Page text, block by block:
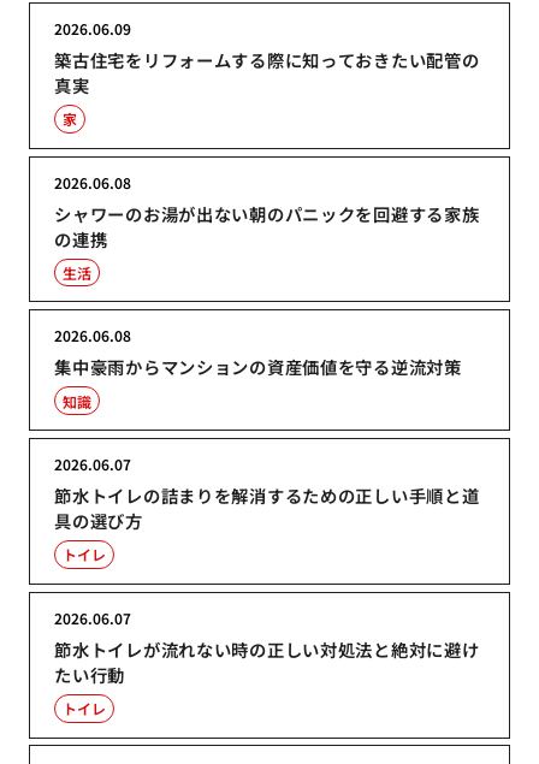
築古住宅をリフォームする際に知っておきたい配管の
真実
2026.06.09
家
シャワーのお湯が出ない朝のパニックを回避する家族
の連携
2026.06.08
生活
集中豪雨からマンションの資産価値を守る逆流対策
2026.06.08
知識
節水トイレの詰まりを解消するための正しい手順と道
具の選び方
2026.06.07
トイレ
節水トイレが流れない時の正しい対処法と絶対に避け
たい行動
2026.06.07
トイレ